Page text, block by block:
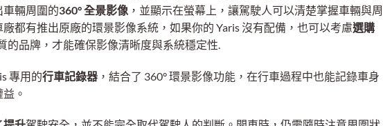
輛周圍的360° 全景影像 ，並顯示在螢幕上，讓駕駛人可以清楚掌握車輛與周
都有推出原廠的環景影像系統，如果你的 Yaris 沒有配備，也可以考慮選購
的品牌，才能確保影像清晰度與系統穩定性.
專用的行車記錄器 ，結合了 360° 環景影像功能，在行車過程中也能記錄車身
。